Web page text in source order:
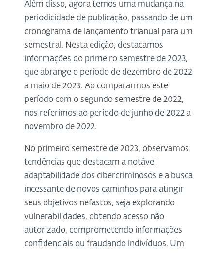
Além disso, agora temos uma mudança na
periodicidade de publicação, passando de um
cronograma de lançamento trianual para um
semestral. Nesta edição, destacamos
informações do primeiro semestre de 2023,
que abrange o período de dezembro de 2022
a maio de 2023. Ao compararmos este
período com o segundo semestre de 2022,
nos referimos ao período de junho de 2022 a
novembro de 2022.
No primeiro semestre de 2023, observamos
tendências que destacam a notável
adaptabilidade dos cibercriminosos e a busca
incessante de novos caminhos para atingir
seus objetivos nefastos, seja explorando
vulnerabilidades, obtendo acesso não
autorizado, comprometendo informações
confidenciais ou fraudando indivíduos. Um